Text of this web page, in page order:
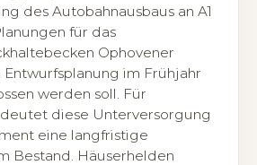
des Autobahnausbaus an A1
für das
Ophovener
Entwurfsplanung im Frühjahr
werden soll. Für
diese Unterversorgung
eine langfristige
Bestand. Häuserhelden